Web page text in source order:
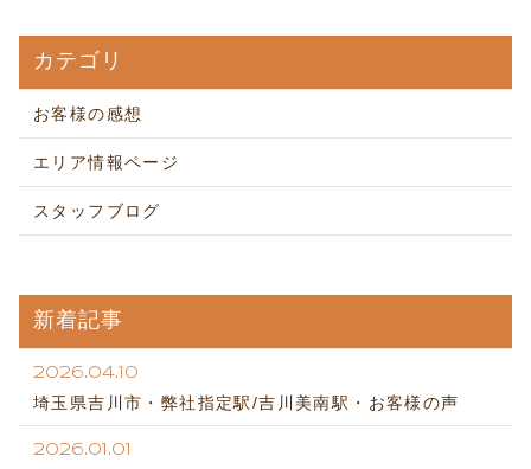
カテゴリ
お客様の感想
エリア情報ページ
スタッフブログ
新着記事
2026.04.10
埼玉県吉川市・弊社指定駅/吉川美南駅・お客様の声
2026.01.01